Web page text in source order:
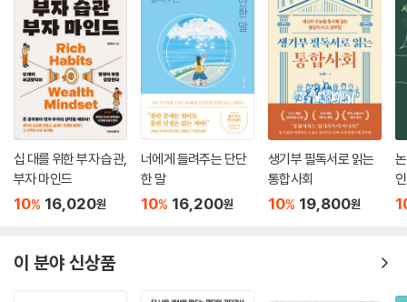
십 대를 위한 부자 습관,
부자 마인드
10% 16,020원
너에게 들려주는 단단
한 말
10% 16,200원
생기부 필독서로 읽는
통합사회
10% 19,800원
이 분야 신상품